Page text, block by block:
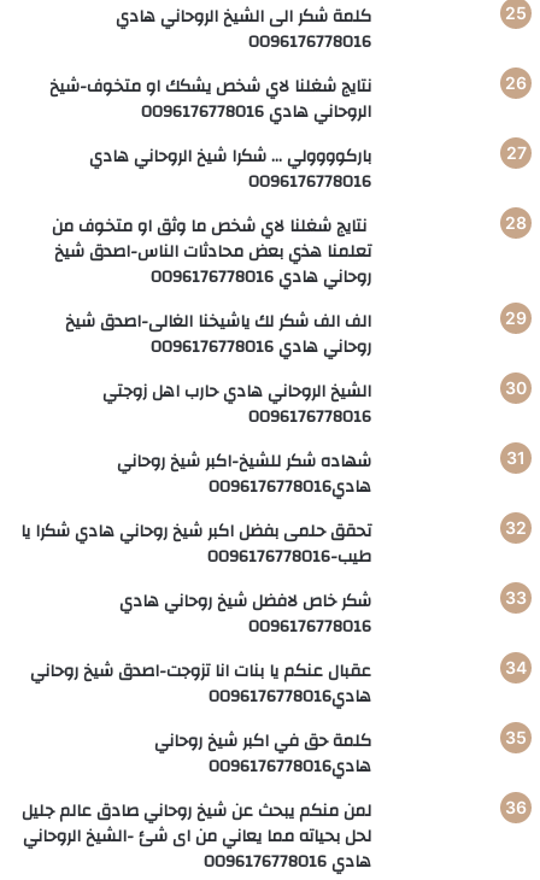
كلمة شكر الى الشيخ الروحاني هادي
0096176778016
نتايج شغلنا لاي شخص يشكك او متخوف-شيخ
الروحاني هادي 0096176778016
باركوووولي … شكرا شيخ الروحاني هادي
0096176778016
نتايج شغلنا لاي شخص ما وثق او متخوف من
تعلمنا هذي بعض محادثات الناس-اصدق شيخ
روحاني هادي 0096176778016
الف الف شكر لك ياشيخنا الغالى-اصدق شيخ
روحاني هادي 0096176778016
الشيخ الروحاني هادي حارب اهل زوجتي
0096176778016
شهاده شكر للشيخ-اكبر شيخ روحاني
هادي0096176778016
تحقق حلمى بفضل اكبر شيخ روحاني هادي شكرا يا
طيب-0096176778016
شكر خاص لافضل شيخ روحاني هادي
0096176778016
عقبال عنكم يا بنات انا تزوجت-اصدق شيخ روحاني
هادي0096176778016
كلمة حق في اكبر شيخ روحاني
هادي0096176778016
لمن منكم يبحث عن شيخ روحاني صادق عالم جليل
لحل بحياته مما يعاني من اى شئ -الشيخ الروحاني
هادي 0096176778016